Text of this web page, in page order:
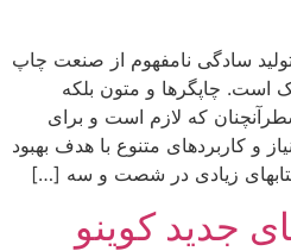
سادگی نامفهوم از صنعت چاپ
است. چاپگرها و متون بلکه
که لازم است و برای
و کاربردهای متنوع با هدف بهبود
زیادی در شصت و سه […]
جدید کوینو